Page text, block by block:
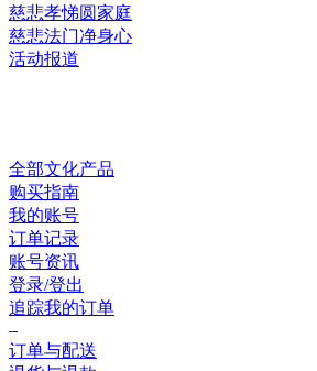
慈悲孝悌圆家庭
慈悲法门净身心
活动报道
全部文化产品
购买指南
我的账号
订单记录
账号资讯
登录/登出
追踪我的订单
–
订单与配送